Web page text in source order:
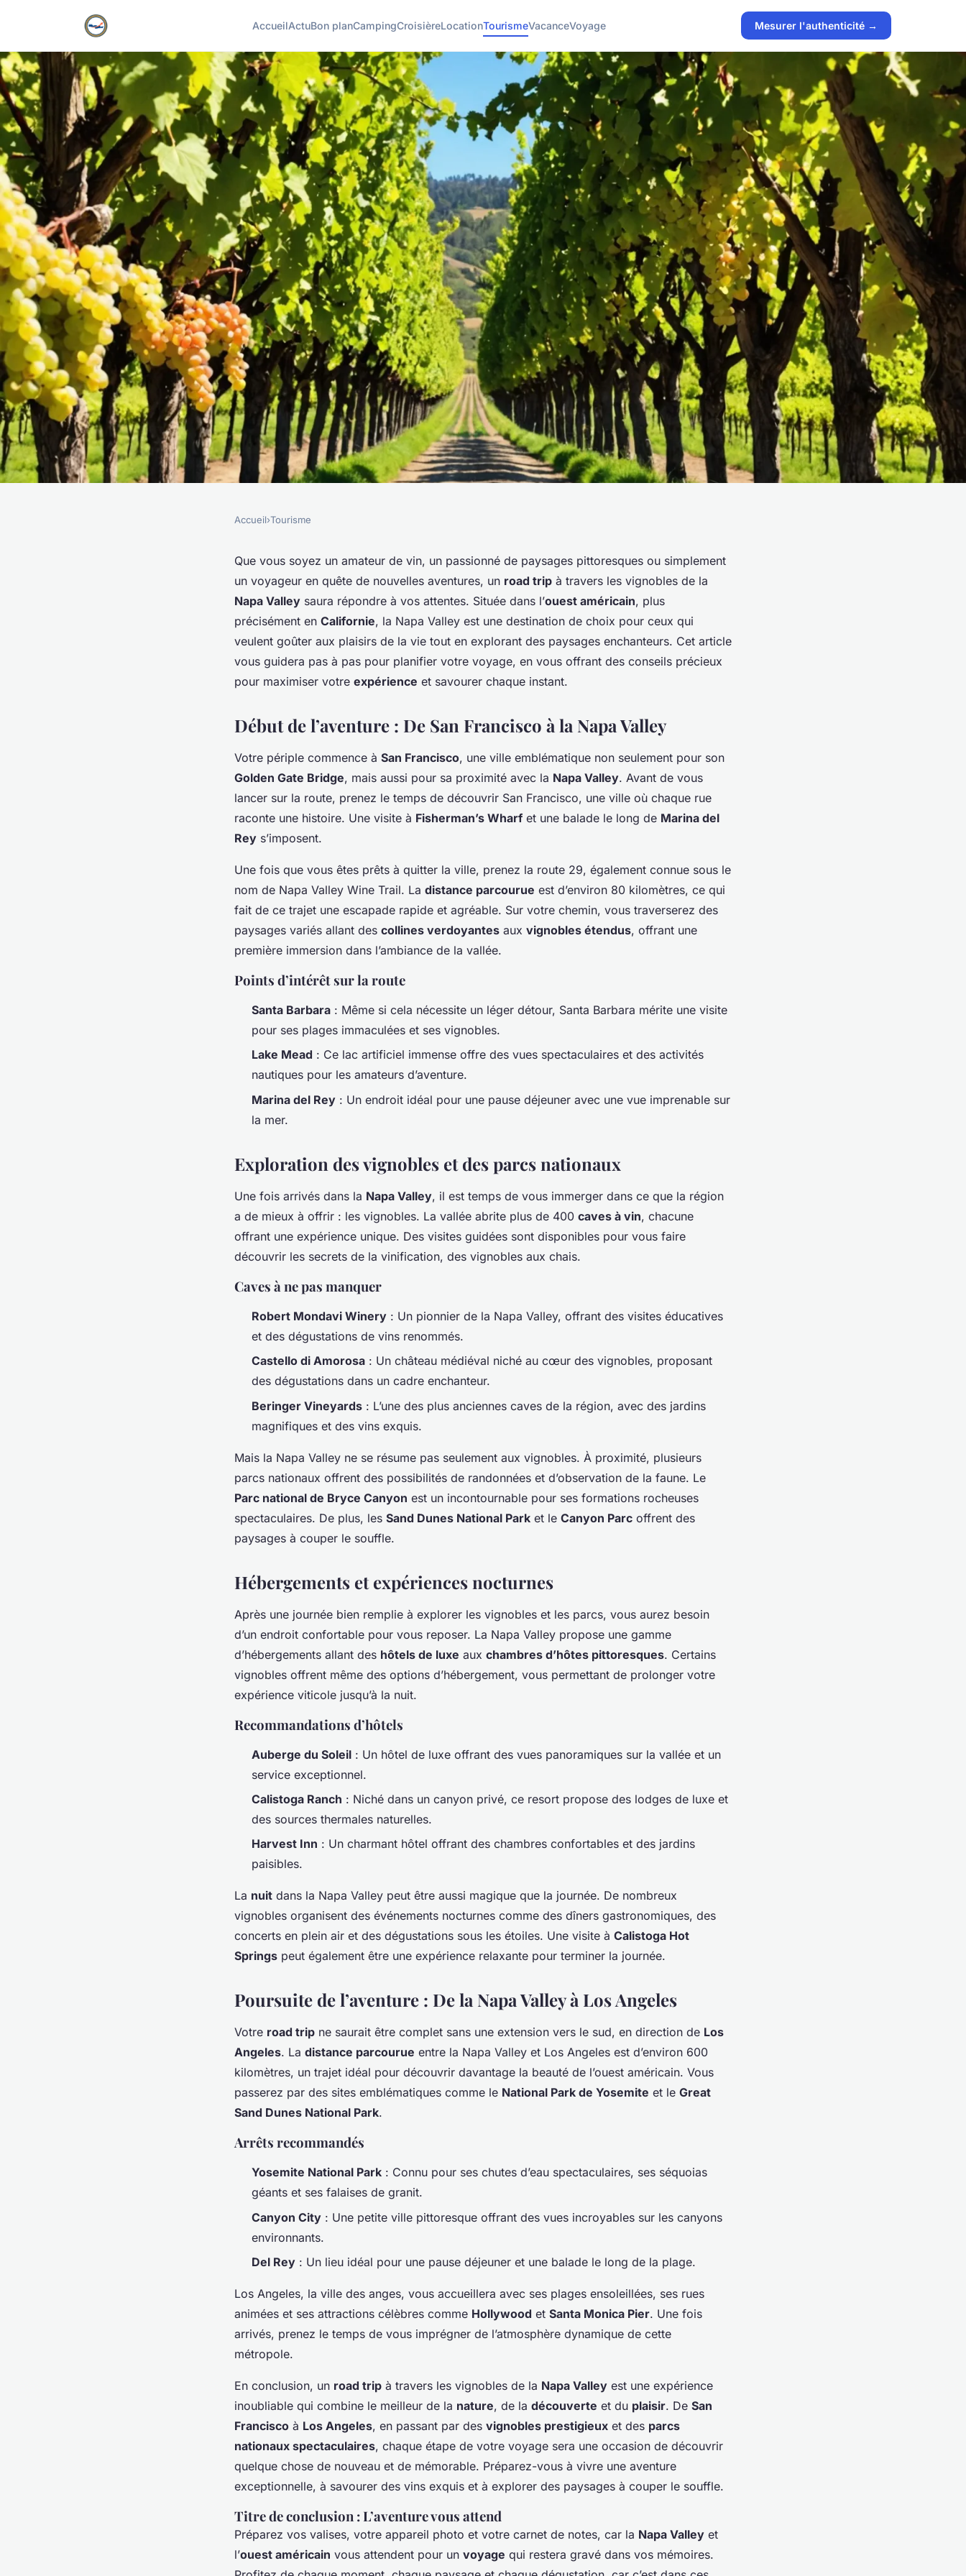
AccueilActuBon planCampingCroisièreLocationTourismeVacanceVoyage Mesurer l'authenticité →
Comment planifier un road trip à
travers les vignobles de la Napa Valley,
Accueil›Tourisme
Que vous soyez un amateur de vin, un passionné de paysages pittoresques ou simplement
un voyageur en quête de nouvelles aventures, un road trip à travers les vignobles de la
Napa Valley saura répondre à vos attentes. Située dans l’ouest américain, plus
précisément en Californie, la Napa Valley est une destination de choix pour ceux qui
veulent goûter aux plaisirs de la vie tout en explorant des paysages enchanteurs. Cet article
vous guidera pas à pas pour planifier votre voyage, en vous offrant des conseils précieux
pour maximiser votre expérience et savourer chaque instant.
Début de l’aventure : De San Francisco à la Napa Valley
Votre périple commence à San Francisco, une ville emblématique non seulement pour son
Golden Gate Bridge, mais aussi pour sa proximité avec la Napa Valley. Avant de vous
lancer sur la route, prenez le temps de découvrir San Francisco, une ville où chaque rue
raconte une histoire. Une visite à Fisherman’s Wharf et une balade le long de Marina del
Rey s’imposent.
Une fois que vous êtes prêts à quitter la ville, prenez la route 29, également connue sous le
nom de Napa Valley Wine Trail. La distance parcourue est d’environ 80 kilomètres, ce qui
fait de ce trajet une escapade rapide et agréable. Sur votre chemin, vous traverserez des
paysages variés allant des collines verdoyantes aux vignobles étendus, offrant une
première immersion dans l’ambiance de la vallée.
Points d’intérêt sur la route
Santa Barbara : Même si cela nécessite un léger détour, Santa Barbara mérite une visite
pour ses plages immaculées et ses vignobles.
Lake Mead : Ce lac artificiel immense offre des vues spectaculaires et des activités
nautiques pour les amateurs d’aventure.
Marina del Rey : Un endroit idéal pour une pause déjeuner avec une vue imprenable sur
la mer.
Exploration des vignobles et des parcs nationaux
Une fois arrivés dans la Napa Valley, il est temps de vous immerger dans ce que la région
a de mieux à offrir : les vignobles. La vallée abrite plus de 400 caves à vin, chacune
offrant une expérience unique. Des visites guidées sont disponibles pour vous faire
découvrir les secrets de la vinification, des vignobles aux chais.
Caves à ne pas manquer
Robert Mondavi Winery : Un pionnier de la Napa Valley, offrant des visites éducatives
et des dégustations de vins renommés.
Castello di Amorosa : Un château médiéval niché au cœur des vignobles, proposant
des dégustations dans un cadre enchanteur.
Beringer Vineyards : L’une des plus anciennes caves de la région, avec des jardins
magnifiques et des vins exquis.
Mais la Napa Valley ne se résume pas seulement aux vignobles. À proximité, plusieurs
parcs nationaux offrent des possibilités de randonnées et d’observation de la faune. Le
Parc national de Bryce Canyon est un incontournable pour ses formations rocheuses
spectaculaires. De plus, les Sand Dunes National Park et le Canyon Parc offrent des
paysages à couper le souffle.
Hébergements et expériences nocturnes
Après une journée bien remplie à explorer les vignobles et les parcs, vous aurez besoin
d’un endroit confortable pour vous reposer. La Napa Valley propose une gamme
d’hébergements allant des hôtels de luxe aux chambres d’hôtes pittoresques. Certains
vignobles offrent même des options d’hébergement, vous permettant de prolonger votre
expérience viticole jusqu’à la nuit.
Recommandations d’hôtels
Auberge du Soleil : Un hôtel de luxe offrant des vues panoramiques sur la vallée et un
service exceptionnel.
Calistoga Ranch : Niché dans un canyon privé, ce resort propose des lodges de luxe et
des sources thermales naturelles.
Harvest Inn : Un charmant hôtel offrant des chambres confortables et des jardins
paisibles.
La nuit dans la Napa Valley peut être aussi magique que la journée. De nombreux
vignobles organisent des événements nocturnes comme des dîners gastronomiques, des
concerts en plein air et des dégustations sous les étoiles. Une visite à Calistoga Hot
Springs peut également être une expérience relaxante pour terminer la journée.
Poursuite de l’aventure : De la Napa Valley à Los Angeles
Votre road trip ne saurait être complet sans une extension vers le sud, en direction de Los
Angeles. La distance parcourue entre la Napa Valley et Los Angeles est d’environ 600
kilomètres, un trajet idéal pour découvrir davantage la beauté de l’ouest américain. Vous
passerez par des sites emblématiques comme le National Park de Yosemite et le Great
Sand Dunes National Park.
Arrêts recommandés
Yosemite National Park : Connu pour ses chutes d’eau spectaculaires, ses séquoias
géants et ses falaises de granit.
Canyon City : Une petite ville pittoresque offrant des vues incroyables sur les canyons
environnants.
Del Rey : Un lieu idéal pour une pause déjeuner et une balade le long de la plage.
Los Angeles, la ville des anges, vous accueillera avec ses plages ensoleillées, ses rues
animées et ses attractions célèbres comme Hollywood et Santa Monica Pier. Une fois
arrivés, prenez le temps de vous imprégner de l’atmosphère dynamique de cette
métropole.
En conclusion, un road trip à travers les vignobles de la Napa Valley est une expérience
inoubliable qui combine le meilleur de la nature, de la découverte et du plaisir. De San
Francisco à Los Angeles, en passant par des vignobles prestigieux et des parcs
nationaux spectaculaires, chaque étape de votre voyage sera une occasion de découvrir
quelque chose de nouveau et de mémorable. Préparez-vous à vivre une aventure
exceptionnelle, à savourer des vins exquis et à explorer des paysages à couper le souffle.
Titre de conclusion : L’aventure vous attend
Préparez vos valises, votre appareil photo et votre carnet de notes, car la Napa Valley et
l’ouest américain vous attendent pour un voyage qui restera gravé dans vos mémoires.